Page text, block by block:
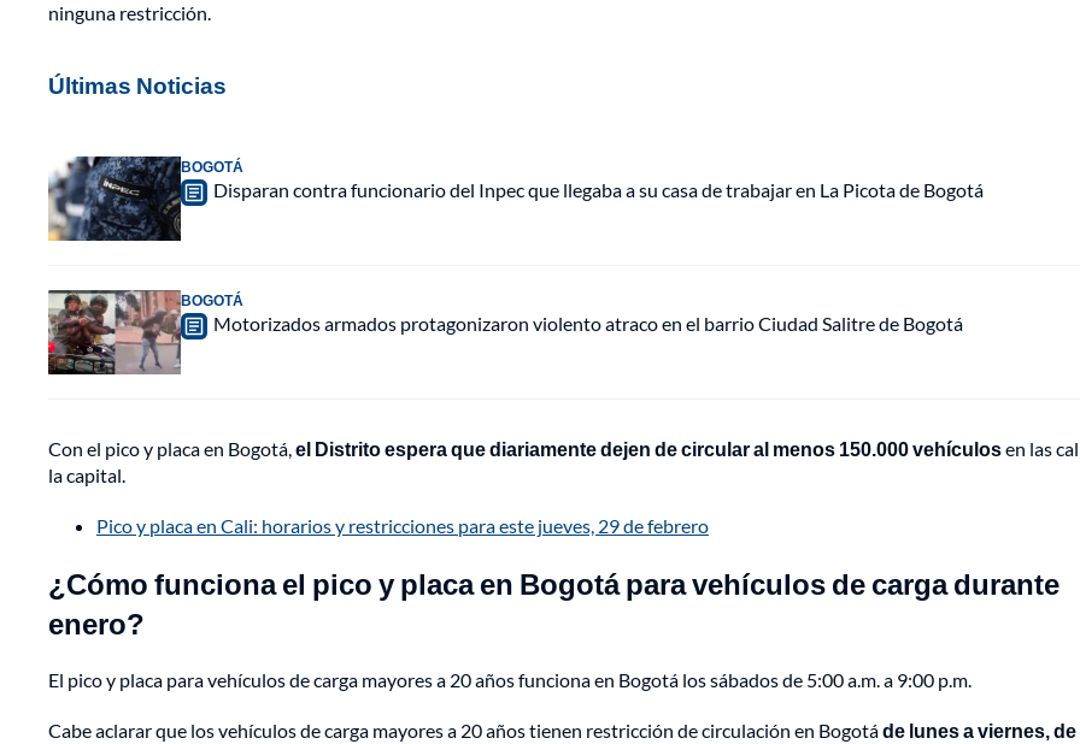
ninguna restricción.
Últimas Noticias
BOGOTÁ
Disparan contra funcionario del Inpec que llegaba a su casa de trabajar en La Picota de Bogotá
BOGOTÁ
Motorizados armados protagonizaron violento atraco en el barrio Ciudad Salitre de Bogotá
Con el pico y placa en Bogotá,el Distrito espera que diariamente dejen de circular al menos 150.000 vehículosen las
la capital.
Pico y placa en Cali: horarios y restricciones para este jueves, 29 de febrero
¿Cómo funciona el pico y placa en Bogotá para vehículos de carga durante
enero?
El pico y placa para vehículos de carga mayores a 20 años funciona en Bogotá los sábados de 5:00 a.m. a 9:00 p.m.
Cabe aclarar que los vehículos de carga mayores a 20 años tienen restricción de circulación en Bogotáde lunes a viernes, de